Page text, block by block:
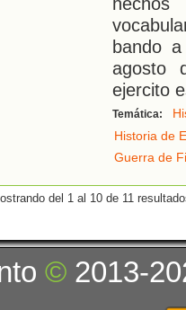
bando
agosto
ejercito
Temática:
Historia de
Guerra de
del 1 al 10 de 11
© 2013-